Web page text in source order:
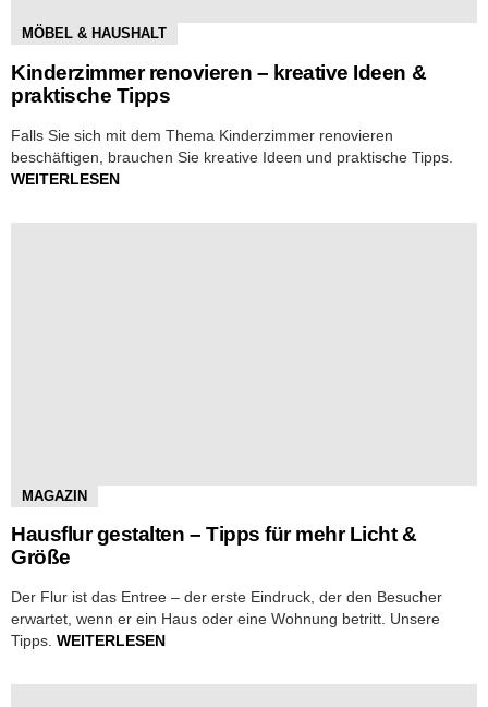
MÖBEL & HAUSHALT
Kinderzimmer renovieren – kreative Ideen &
praktische Tipps
Falls Sie sich mit dem Thema Kinderzimmer renovieren
beschäftigen, brauchen Sie kreative Ideen und praktische Tipps.
WEITERLESEN
MAGAZIN
Hausflur gestalten – Tipps für mehr Licht &
Größe
Der Flur ist das Entree – der erste Eindruck, der den Besucher
erwartet, wenn er ein Haus oder eine Wohnung betritt. Unsere
Tipps. WEITERLESEN